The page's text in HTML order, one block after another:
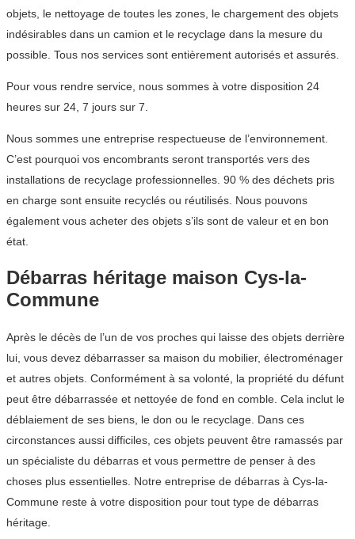
objets, le nettoyage de toutes les zones, le chargement des objets
indésirables dans un camion et le recyclage dans la mesure du
possible. Tous nos services sont entièrement autorisés et assurés.
Pour vous rendre service, nous sommes à votre disposition 24
heures sur 24, 7 jours sur 7.
Nous sommes une entreprise respectueuse de l’environnement.
C’est pourquoi vos encombrants seront transportés vers des
installations de recyclage professionnelles. 90 % des déchets pris
en charge sont ensuite recyclés ou réutilisés. Nous pouvons
également vous acheter des objets s’ils sont de valeur et en bon
état.
Débarras héritage maison Cys-la-
Commune
Après le décès de l’un de vos proches qui laisse des objets derrière
lui, vous devez débarrasser sa maison du mobilier, électroménager
et autres objets. Conformément à sa volonté, la propriété du défunt
peut être débarrassée et nettoyée de fond en comble. Cela inclut le
déblaiement de ses biens, le don ou le recyclage. Dans ces
circonstances aussi difficiles, ces objets peuvent être ramassés par
un spécialiste du débarras et vous permettre de penser à des
choses plus essentielles. Notre entreprise de débarras à Cys-la-
Commune reste à votre disposition pour tout type de débarras
héritage.